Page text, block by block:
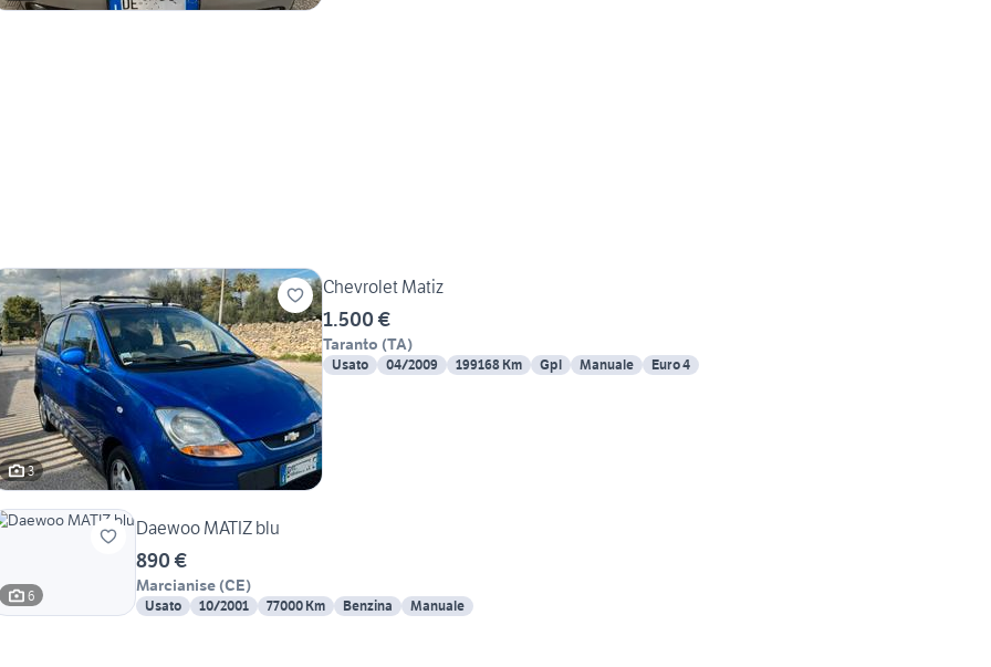
3
Chevrolet Matiz
1.500 €
Taranto (TA)
Usato 04/2009 199168 Km Gpl Manuale Euro 4
6
Daewoo MATIZ blu
890 €
Marcianise (CE)
Usato 10/2001 77000 Km Benzina Manuale